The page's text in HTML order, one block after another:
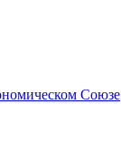
Союзе